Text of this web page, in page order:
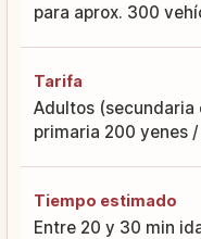
para aprox. 300
Tarifa
Adultos
primaria 200 yenes
Tiempo estimado
Entre 20 y 30 min